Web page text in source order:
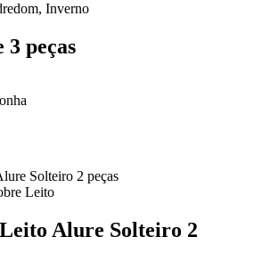
Inverno
peças
Leito
Alure Solteiro 2